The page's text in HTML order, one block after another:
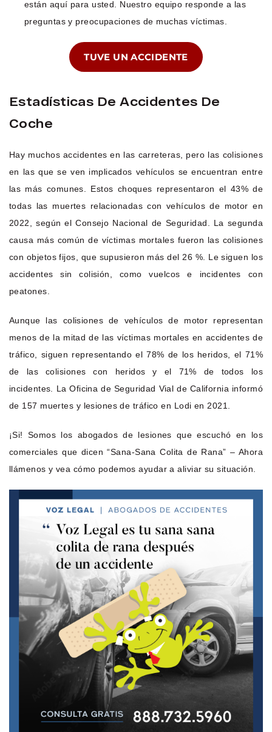
están aquí para usted. Nuestro equipo responde a las
preguntas y preocupaciones de muchas víctimas.
TUVE UN ACCIDENTE
Estadísticas De Accidentes De
Coche
Hay muchos accidentes en las carreteras, pero las colisiones
en las que se ven implicados vehículos se encuentran entre
las más comunes. Estos choques representaron el 43% de
todas las muertes relacionadas con vehículos de motor en
2022, según el Consejo Nacional de Seguridad. La segunda
causa más común de víctimas mortales fueron las colisiones
con objetos fijos, que supusieron más del 26 %. Le siguen los
accidentes sin colisión, como vuelcos e incidentes con
peatones.
Aunque las colisiones de vehículos de motor representan
menos de la mitad de las víctimas mortales en accidentes de
tráfico, siguen representando el 78% de los heridos, el 71%
de las colisiones con heridos y el 71% de todos los
incidentes. La Oficina de Seguridad Vial de California informó
de 157 muertes y lesiones de tráfico en Lodi en 2021.
¡Si! Somos los abogados de lesiones que escuchó en los
comerciales que dicen “Sana-Sana Colita de Rana” – Ahora
llámenos y vea cómo podemos ayudar a aliviar su situación.